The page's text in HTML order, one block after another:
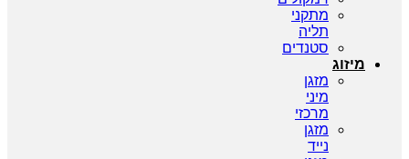
מתקני
תליה
סטנדים
מיזוג
מזגן
מיני
מרכזי
מזגן
נייד